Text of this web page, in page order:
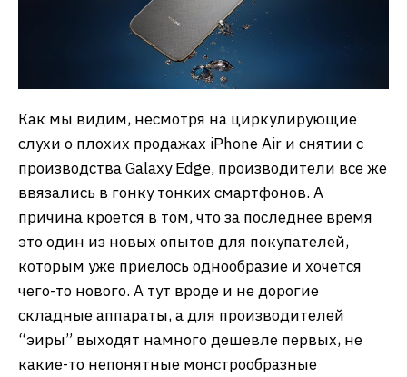
Как мы видим, несмотря на циркулирующие
слухи о плохих продажах iPhone Air и снятии с
производства Galaxy Edge, производители все же
ввязались в гонку тонких смартфонов. А
причина кроется в том, что за последнее время
это один из новых опытов для покупателей,
которым уже приелось однообразие и хочется
чего-то нового. А тут вроде и не дорогие
складные аппараты, а для производителей
“эиры” выходят намного дешевле первых, не
какие-то непонятные монстрообразные